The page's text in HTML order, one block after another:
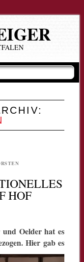
HOF
und Oelder hat es
Hier gab es